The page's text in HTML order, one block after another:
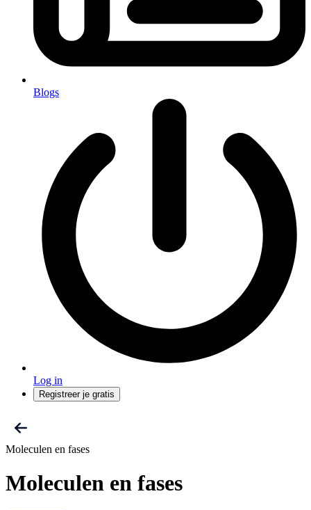
Blogs
Log in
Registreer je gratis
Moleculen en fases
Moleculen en fases